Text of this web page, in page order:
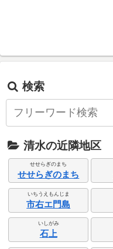
検索
清水の近隣地区
せせらぎのまち
せせらぎのまち
いちうえもんじま
市右エ門島
いしがみ
石上